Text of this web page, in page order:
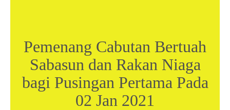
Pemenang Cabutan Bertuah
Sabasun dan Rakan Niaga
bagi Pusingan Pertama Pada
02 Jan 2021